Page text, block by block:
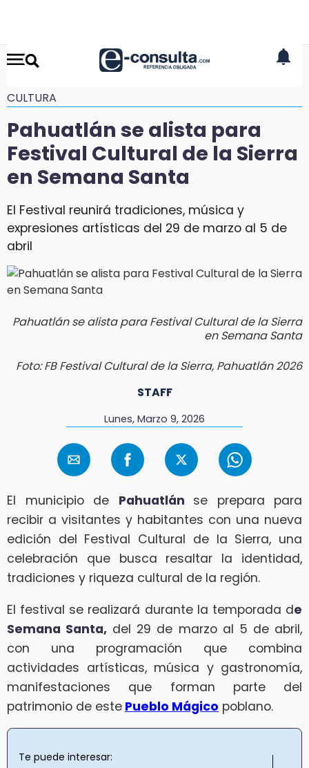
CULTURA
Pahuatlán se alista para
Festival Cultural de la Sierra
en Semana Santa
El Festival reunirá tradiciones, música y
expresiones artísticas del 29 de marzo al 5 de
abril
Pahuatlán se alista para Festival Cultural de la Sierra
en Semana Santa
Foto: FB Festival Cultural de la Sierra, Pahuatlán 2026
STAFF
Lunes, Marzo 9, 2026
El municipio de Pahuatlán se prepara para
recibir a visitantes y habitantes con una nueva
edición del Festival Cultural de la Sierra, una
celebración que busca resaltar la identidad,
tradiciones y riqueza cultural de la región.
El festival se realizará durante la temporada de
Semana Santa, del 29 de marzo al 5 de abril,
con una programación que combina
actividades artísticas, música y gastronomía,
manifestaciones que forman parte del
patrimonio de este Pueblo Mágico poblano.
Te puede interesar: